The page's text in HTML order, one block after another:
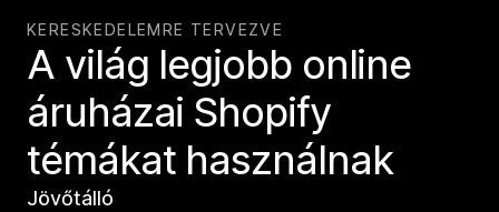
KERESKEDELEMRE TERVEZVE
A világ legjobb online
áruházai Shopify
témákat használnak
Jövőtálló